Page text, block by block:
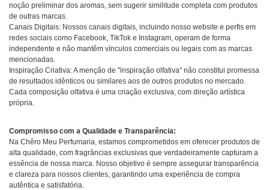
noção preliminar dos aromas, sem sugerir similitude completa com produtos
de outras marcas.
Canais Digitais: Nossos canais digitais, incluindo nosso website e perfis em
redes sociais como Facebook, TikTok e Instagram, operam de forma
independente e não mantêm vínculos comerciais ou legais com as marcas
mencionadas.
Inspiração Criativa: A menção de "inspiração olfativa" não constitui promessa
de resultados idênticos ou similares aos de outros produtos no mercado.
Cada composição olfativa é uma criação exclusiva, com direção artística
própria.
Compromisso com a Qualidade e Transparência:
Na Chêro Meu Perfumaria, estamos comprometidos em oferecer produtos de
alta qualidade, com fragrâncias exclusivas que verdadeiramente capturam a
essência de nossa marca. Nosso objetivo é sempre assegurar transparência
e clareza para nossos clientes, garantindo uma experiência de compra
autêntica e satisfatória.